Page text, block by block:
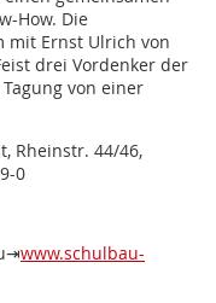
How. Die
mit Ernst Ulrich von
drei Vordenker der
von einer
Rheinstr. 44/46,
0
www.schulbau-